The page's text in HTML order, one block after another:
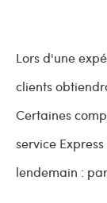
Lors d'une
clients
Certaines
service
lendemain :